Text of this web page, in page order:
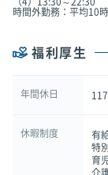
時間外勤務：平均10
福利厚生
年間休日
休暇制度
有
特
育
介